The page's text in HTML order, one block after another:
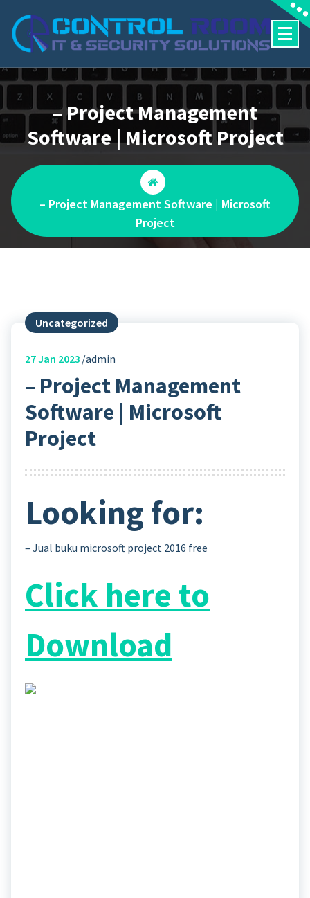
content
– Project Management
Software | Microsoft Project
– Project Management Software | Microsoft
Project
Uncategorized
27Jan 2023 admin
– Project Management
Software | Microsoft
Project
Looking for:
– Jual buku microsoft project 2016 free
Click here to
Download